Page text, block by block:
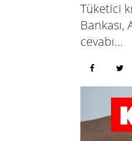
Tüketici
cevabı...